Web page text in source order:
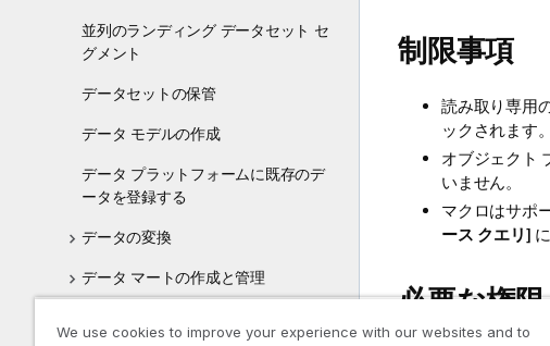
並列のランディング データセット セ
グメント
データセットの保管
データ モデルの作成
データ プラットフォームに既存のデ
ータを登録する
データの変換
データ マートの作成と管理
制限事項
読み取り専用
ックされます。
オブジェクト
いません。
マクロはサポ
ース クエリ]
必要な権限
We use cookies to improve your experience with our websites and to